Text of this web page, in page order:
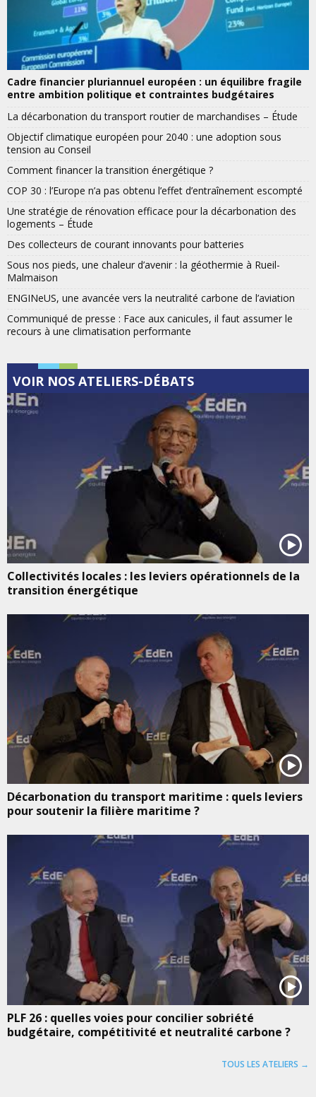
Cadre financier pluriannuel européen : un équilibre fragile
entre ambition politique et contraintes budgétaires
La décarbonation du transport routier de marchandises – Étude
Objectif climatique européen pour 2040 : une adoption sous
tension au Conseil
Comment financer la transition énergétique ?
COP 30 : l’Europe n’a pas obtenu l’effet d’entraînement escompté
Une stratégie de rénovation efficace pour la décarbonation des
logements – Étude
Des collecteurs de courant innovants pour batteries
Sous nos pieds, une chaleur d’avenir : la géothermie à Rueil-
Malmaison
ENGINeUS, une avancée vers la neutralité carbone de l’aviation
Communiqué de presse : Face aux canicules, il faut assumer le
recours à une climatisation performante
VOIR NOS ATELIERS-DÉBATS
Collectivités locales : les leviers opérationnels de la
transition énergétique
Décarbonation du transport maritime : quels leviers
pour soutenir la filière maritime ?
PLF 26 : quelles voies pour concilier sobriété
budgétaire, compétitivité et neutralité carbone ?
TOUS LES ATELIERS →